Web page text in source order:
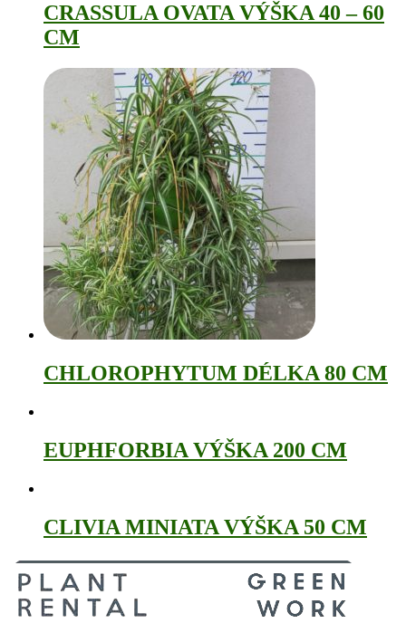
CRASSULA OVATA VÝŠKA 40 – 60
CM
CHLOROPHYTUM DÉLKA 80 CM
EUPHFORBIA VÝŠKA 200 CM
CLIVIA MINIATA VÝŠKA 50 CM